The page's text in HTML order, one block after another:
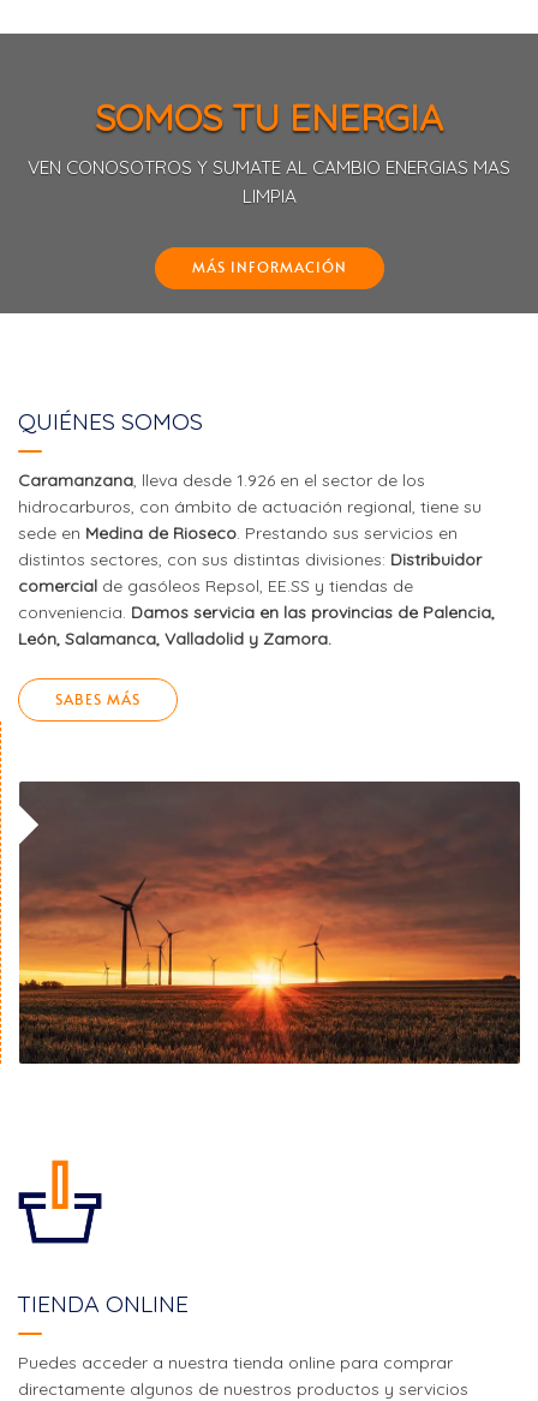
SOMOS TU ENERGIA
VEN CONOSOTROS Y SUMATE AL CAMBIO ENERGIAS MAS
LIMPIA
MÁS INFORMACIÓN
QUIÉNES SOMOS
Caramanzana, lleva desde 1.926 en el sector de los
hidrocarburos, con ámbito de actuación regional, tiene su
sede en Medina de Rioseco. Prestando sus servicios en
distintos sectores, con sus distintas divisiones: Distribuidor
comercial de gasóleos Repsol, EE.SS y tiendas de
conveniencia. Damos servicia en las provincias de Palencia,
León, Salamanca, Valladolid y Zamora.
SABES MÁS
TIENDA ONLINE
Puedes acceder a nuestra tienda online para comprar
directamente algunos de nuestros productos y servicios